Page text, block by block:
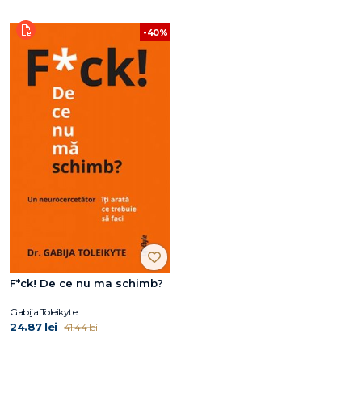
-40%
F*ck! De ce nu ma schimb?
Gabija Toleikyte
24.87 lei 41.44 lei